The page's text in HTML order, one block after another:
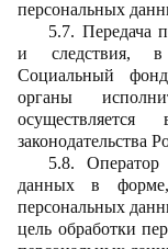
персональных
5.7. Передача
и следствия, в
Социальный
органы
законодательства
5.8. Оператор
данных в форме,
персональных
цель обработки